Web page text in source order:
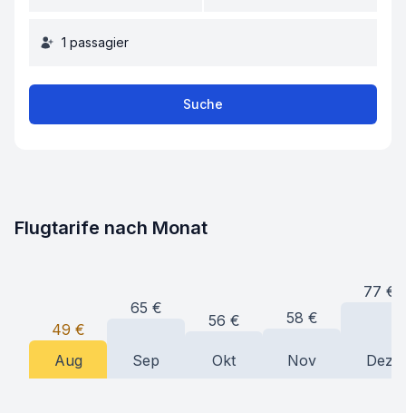
1 passagier
Suche
Flugtarife nach Monat
49 €
Aug
65 €
Sep
56 €
Okt
58 €
Nov
77 €
Dez